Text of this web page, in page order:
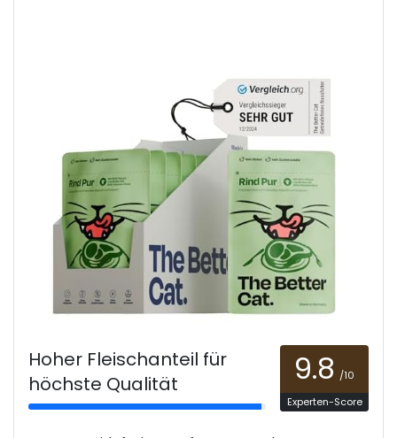
Hoher Fleischanteil für
höchste Qualität
9.8 /10
Experten-Score